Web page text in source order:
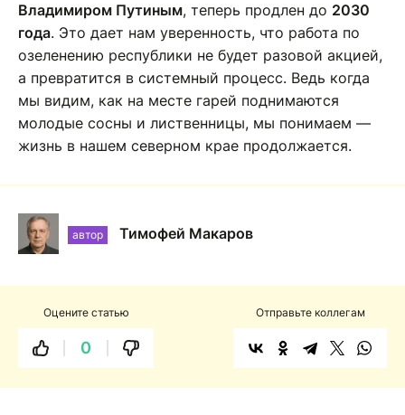
Владимиром Путиным, теперь продлен до 2030
года. Это дает нам уверенность, что работа по
озеленению республики не будет разовой акцией,
а превратится в системный процесс. Ведь когда
мы видим, как на месте гарей поднимаются
молодые сосны и лиственницы, мы понимаем —
жизнь в нашем северном крае продолжается.
автор Тимофей Макаров
Оцените статью
0
Отправьте коллегам